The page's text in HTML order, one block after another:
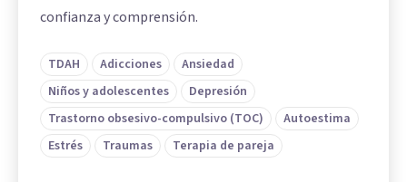
confianza y comprensión.
TDAH Adicciones
Ansiedad
Niños y adolescentes
Depresión
Trastorno obsesivo-compulsivo (TOC)
Autoestima
Estrés
Traumas Terapia de pareja